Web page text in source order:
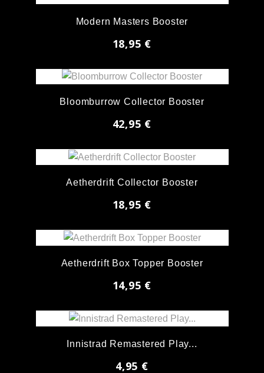
Modern Masters Booster
18,95 €
Bloomburrow Collector Booster
42,95 €
Aetherdrift Collector Booster
18,95 €
Aetherdrift Box Topper Booster
14,95 €
Innistrad Remastered Play...
4,95 €